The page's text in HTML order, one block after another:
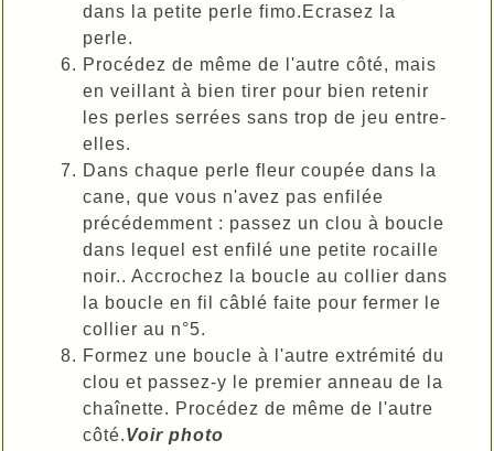
dans la petite perle fimo.Ecrasez la
perle.
Procédez de même de l'autre côté, mais
en veillant à bien tirer pour bien retenir
les perles serrées sans trop de jeu entre-
elles.
Dans chaque perle fleur coupée dans la
cane, que vous n'avez pas enfilée
précédemment : passez un clou à boucle
dans lequel est enfilé une petite rocaille
noir.. Accrochez la boucle au collier dans
la boucle en fil câblé faite pour fermer le
collier au n°5.
Formez une boucle à l'autre extrémité du
clou et passez-y le premier anneau de la
chaînette. Procédez de même de l'autre
côté.Voir photo